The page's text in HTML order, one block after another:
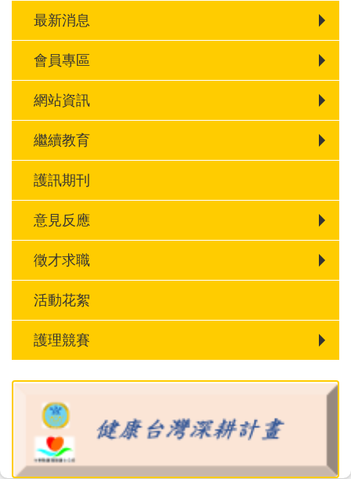
最新消息
會員專區
網站資訊
繼續教育
護訊期刊
意見反應
徵才求職
活動花絮
護理競賽